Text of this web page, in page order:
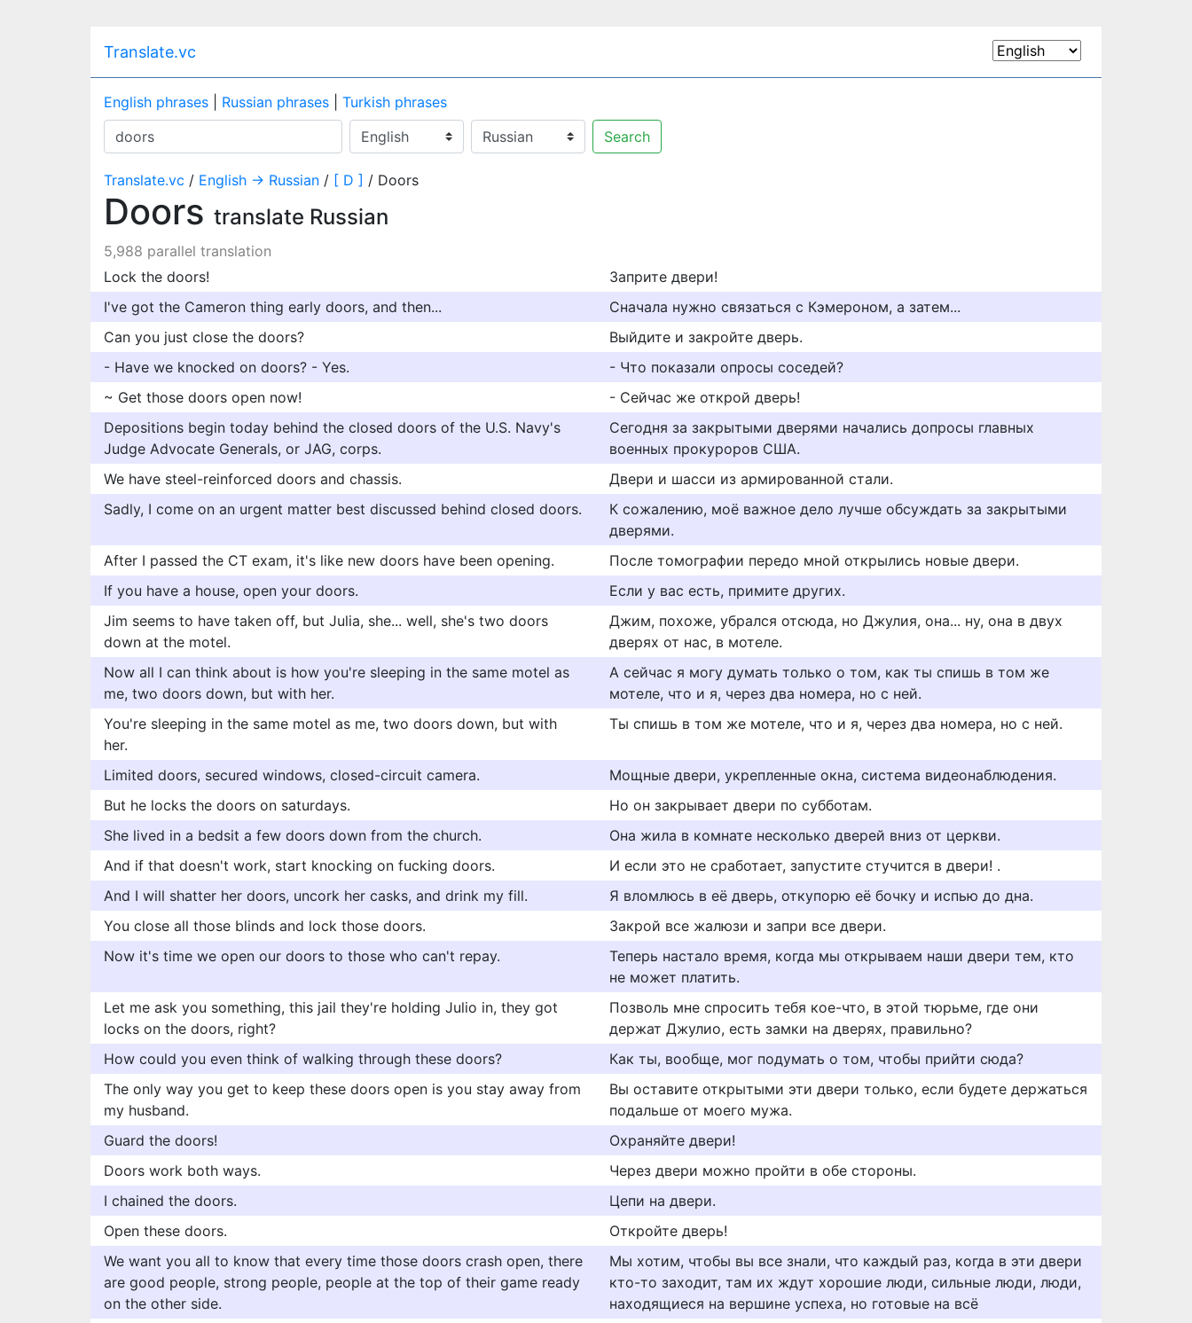
Translate.vc
English phrases Russian phrases
Turkish phrases
Search
Translate.vc / English → Russian / [ D ] / Doors
Doors translate Russian
5,988 parallel translation
Lock the doors!
Заприте двери!
I've got the Cameron thing early doors, and then...
Сначала нужно связаться с Кэмероном, а затем...
Can you just close the doors?
Выйдите и закройте дверь.
- Have we knocked on doors? - Yes.
- Что показали опросы соседей?
~ Get those doors open now!
- Сейчас же открой дверь!
Depositions begin today behind the closed doors of the U.S. Navy's
Judge Advocate Generals, or JAG, corps.
Сегодня за закрытыми дверями начались допросы главных
военных прокуроров США.
We have steel-reinforced doors and chassis.
Двери и шасси из армированной стали.
Sadly, I come on an urgent matter best discussed behind closed doors.
К сожалению, моё важное дело лучше обсуждать за закрытыми
дверями.
After I passed the CT exam, it's like new doors have been opening.
После томографии передо мной открылись новые двери.
If you have a house, open your doors.
Если у вас есть, примите других.
Jim seems to have taken off, but Julia, she... well, she's two doors
down at the motel.
Джим, похоже, убрался отсюда, но Джулия, она... ну, она в двух
дверях от нас, в мотеле.
Now all I can think about is how you're sleeping in the same motel as
me, two doors down, but with her.
А сейчас я могу думать только о том, как ты спишь в том же
мотеле, что и я, через два номера, но с ней.
You're sleeping in the same motel as me, two doors down, but with
her.
Ты спишь в том же мотеле, что и я, через два номера, но с ней.
Limited doors, secured windows, closed-circuit camera.
Мощные двери, укрепленные окна, система видеонаблюдения.
But he locks the doors on saturdays.
Но он закрывает двери по субботам.
She lived in a bedsit a few doors down from the church.
Она жила в комнате несколько дверей вниз от церкви.
And if that doesn't work, start knocking on fucking doors.
И если это не сработает, запустите стучится в двери! .
And I will shatter her doors, uncork her casks, and drink my fill.
Я вломлюсь в её дверь, откупорю её бочку и испью до дна.
You close all those blinds and lock those doors.
Закрой все жалюзи и запри все двери.
Now it's time we open our doors to those who can't repay.
Теперь настало время, когда мы открываем наши двери тем, кто
не может платить.
Let me ask you something, this jail they're holding Julio in, they got
locks on the doors, right?
Позволь мне спросить тебя кое-что, в этой тюрьме, где они
держат Джулио, есть замки на дверях, правильно?
How could you even think of walking through these doors?
Как ты, вообще, мог подумать о том, чтобы прийти сюда?
The only way you get to keep these doors open is you stay away from
my husband.
Вы оставите открытыми эти двери только, если будете держаться
подальше от моего мужа.
Guard the doors!
Охраняйте двери!
Doors work both ways.
Через двери можно пройти в обе стороны.
I chained the doors.
Цепи на двери.
Open these doors.
Откройте дверь!
We want you all to know that every time those doors crash open, there
are good people, strong people, people at the top of their game ready
on the other side.
Мы хотим, чтобы вы все знали, что каждый раз, когда в эти двери
кто-то заходит, там их ждут хорошие люди, сильные люди, люди,
находящиеся на вершине успеха, но готовые на всё